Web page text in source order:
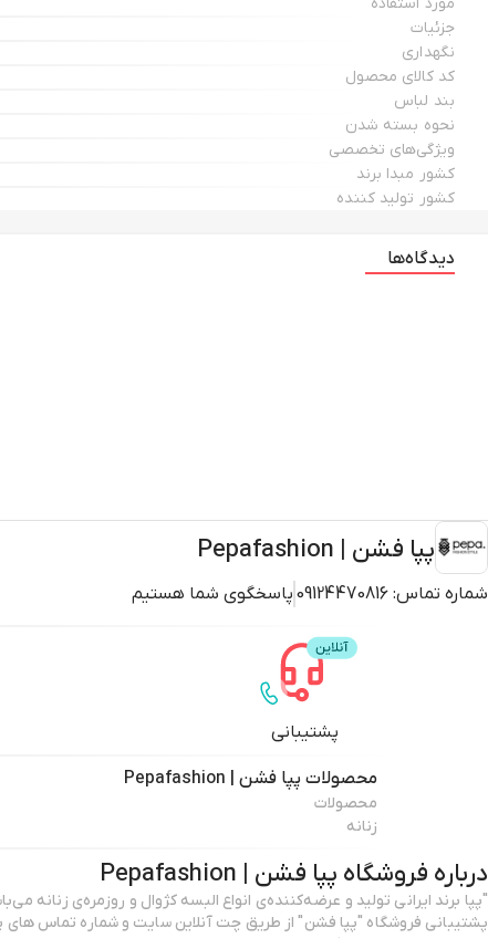
جزئیات
نگهداری
کد کالای محصول
بند لباس
نحوه بسته شدن
ویژگی‌های تخصصی
کشور مبدا برند
کشور تولید کننده
دیدگاه‌ها
پپا فشن | Pepafashion
شماره تماس: 09124470816 پاسخگوی شما هستیم
پشتیبانی
محصولات پپا فشن | Pepafashion
محصولات
زنانه
درباره فروشگاه پپا فشن | Pepafashion
پشتیبانی فروشگاه "پپا فشن" از طریق چت آنلاین سایت و شماره تماس های